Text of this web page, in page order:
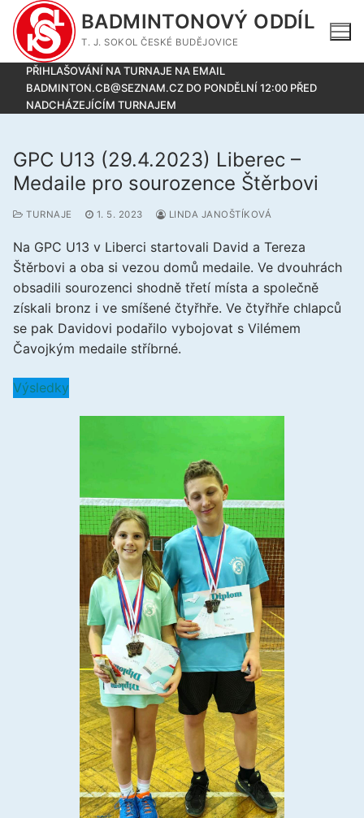
Přeskočit
na
obsah
BADMINTONOVÝ ODDÍL
T. J. SOKOL ČESKÉ BUDĚJOVICE
PŘIHLAŠOVÁNÍ NA TURNAJE NA EMAIL
BADMINTON.CB@SEZNAM.CZ DO PONDĚLNÍ 12:00 PŘED
NADCHÁZEJÍCÍM TURNAJEM
GPC U13 (29.4.2023) Liberec –
Medaile pro sourozence Štěrbovi
TURNAJE 1. 5. 2023 LINDA JANOŠTÍKOVÁ
Na GPC U13 v Liberci startovali David a Tereza
Štěrbovi a oba si vezou domů medaile. Ve dvouhrách
obsadili sourozenci shodně třetí místa a společně
získali bronz i ve smíšené čtyřhře. Ve čtyřhře chlapců
se pak Davidovi podařilo vybojovat s Vilémem
Čavojkým medaile stříbrné.
Výsledky